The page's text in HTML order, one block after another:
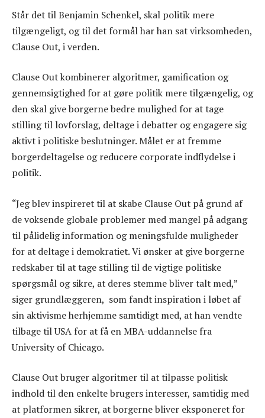
Står det til Benjamin Schenkel, skal politik mere
tilgængeligt, og til det formål har han sat virksomheden,
Clause Out, i verden.
Clause Out kombinerer algoritmer, gamification og
gennemsigtighed for at gøre politik mere tilgængelig, og
den skal give borgerne bedre mulighed for at tage
stilling til lovforslag, deltage i debatter og engagere sig
aktivt i politiske beslutninger. Målet er at fremme
borgerdeltagelse og reducere corporate indflydelse i
politik.
“Jeg blev inspireret til at skabe Clause Out på grund af
de voksende globale problemer med mangel på adgang
til pålidelig information og meningsfulde muligheder
for at deltage i demokratiet. Vi ønsker at give borgerne
redskaber til at tage stilling til de vigtige politiske
spørgsmål og sikre, at deres stemme bliver talt med,”
siger grundlæggeren, som fandt inspiration i løbet af
sin aktivisme herhjemme samtidigt med, at han vendte
tilbage til USA for at få en MBA-uddannelse fra
University of Chicago.
Clause Out bruger algoritmer til at tilpasse politisk
indhold til den enkelte brugers interesser, samtidig med
at platformen sikrer, at borgerne bliver eksponeret for